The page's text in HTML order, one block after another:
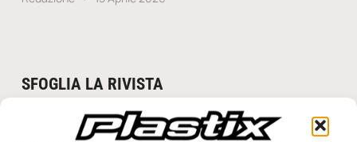
SFOGLIA LA RIVISTA